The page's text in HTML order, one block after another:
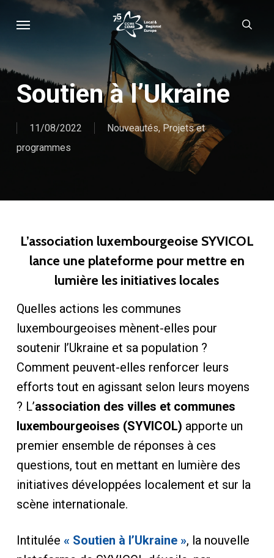
content
Soutien à l’Ukraine
11/08/2022 Nouveautés, Projets et
programmes
L’association luxembourgeoise SYVICOL
lance une plateforme pour mettre en
lumière les initiatives locales
Quelles actions les communes
luxembourgeoises mènent-elles pour
soutenir l’Ukraine et sa population ?
Comment peuvent-elles renforcer leurs
efforts tout en agissant selon leurs moyens
? L’association des villes et communes
luxembourgeoises (SYVICOL) apporte un
premier ensemble de réponses à ces
questions, tout en mettant en lumière des
initiatives développées localement et sur la
scène internationale.
Intitulée « Soutien à l’Ukraine », la nouvelle